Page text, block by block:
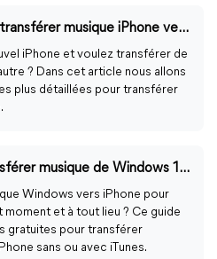
5 Méthodes : Comment transférer musique iPhone vers iPhone
iPhone et voulez transférer de
? Dans cet article nous allons
plus détaillées pour transférer
3 Façons simples de transférer musique de Windows 10 vers iPhone
Windows vers iPhone pour
et à tout lieu ? Ce guide
gratuites pour transférer
sans ou avec iTunes.